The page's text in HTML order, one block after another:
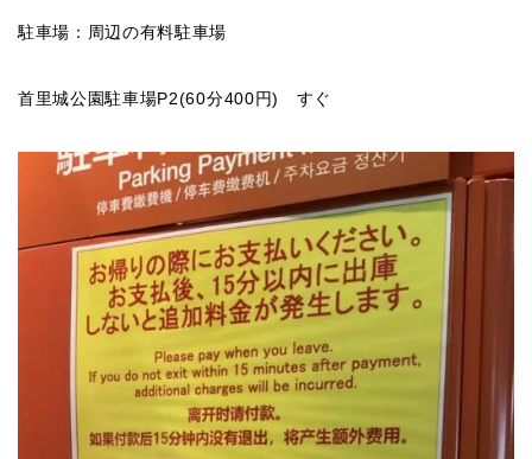
駐車場：周辺の有料駐車場
首里城公園駐車場P2(60分400円) すぐ